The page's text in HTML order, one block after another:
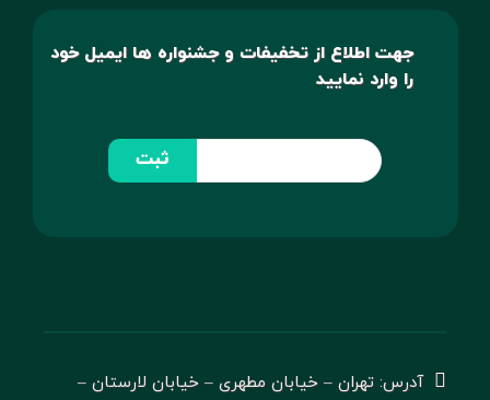
جهت اطلاع از تخفیفات و جشنواره ها ایمیل خود
را وارد نمایید
ثبت
آدرس: تهران – خیابان مطهری – خیابان لارستان –